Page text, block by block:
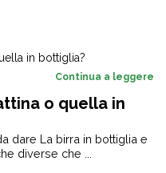
Continua a leggere
o quella in
dare La birra in bottiglia e
diverse che ...